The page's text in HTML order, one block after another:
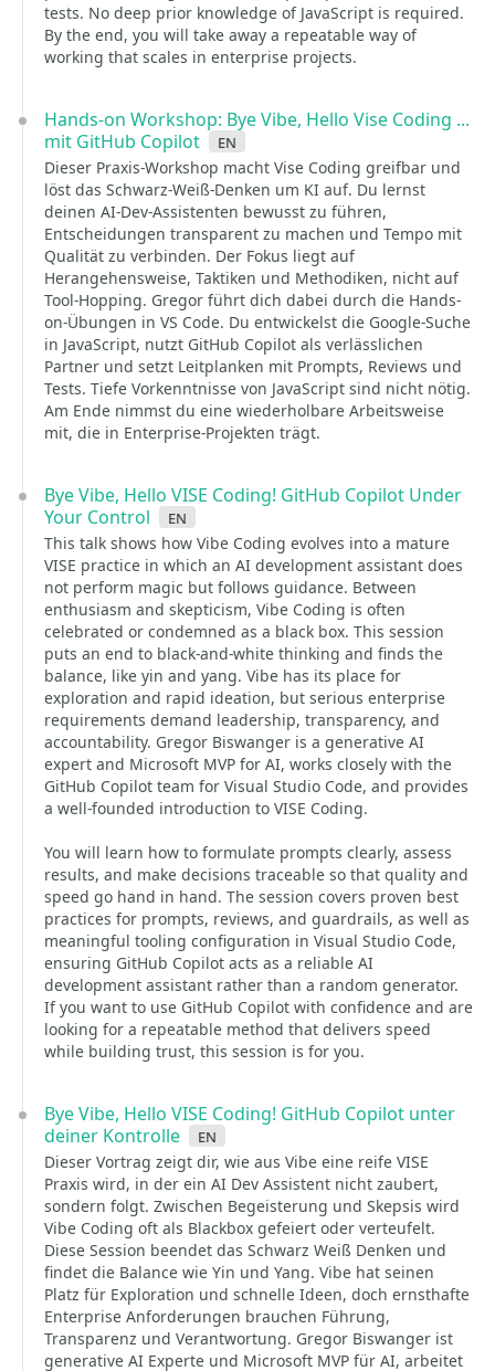
tests. No deep prior knowledge of JavaScript is required.
By the end, you will take away a repeatable way of
working that scales in enterprise projects.
Hands-on Workshop: Bye Vibe, Hello Vise Coding ...
mit GitHub Copilot
en
Dieser Praxis-Workshop macht Vise Coding greifbar und
löst das Schwarz-Weiß-Denken um KI auf. Du lernst
deinen AI-Dev-Assistenten bewusst zu führen,
Entscheidungen transparent zu machen und Tempo mit
Qualität zu verbinden. Der Fokus liegt auf
Herangehensweise, Taktiken und Methodiken, nicht auf
Tool-Hopping. Gregor führt dich dabei durch die Hands-
on-Übungen in VS Code. Du entwickelst die Google-Suche
in JavaScript, nutzt GitHub Copilot als verlässlichen
Partner und setzt Leitplanken mit Prompts, Reviews und
Tests. Tiefe Vorkenntnisse von JavaScript sind nicht nötig.
Am Ende nimmst du eine wiederholbare Arbeitsweise
mit, die in Enterprise-Projekten trägt.
Bye Vibe, Hello VISE Coding! GitHub Copilot Under
Your Control
en
This talk shows how Vibe Coding evolves into a mature
VISE practice in which an AI development assistant does
not perform magic but follows guidance. Between
enthusiasm and skepticism, Vibe Coding is often
celebrated or condemned as a black box. This session
puts an end to black-and-white thinking and finds the
balance, like yin and yang. Vibe has its place for
exploration and rapid ideation, but serious enterprise
requirements demand leadership, transparency, and
accountability. Gregor Biswanger is a generative AI
expert and Microsoft MVP for AI, works closely with the
GitHub Copilot team for Visual Studio Code, and provides
a well-founded introduction to VISE Coding.
You will learn how to formulate prompts clearly, assess
results, and make decisions traceable so that quality and
speed go hand in hand. The session covers proven best
practices for prompts, reviews, and guardrails, as well as
meaningful tooling configuration in Visual Studio Code,
ensuring GitHub Copilot acts as a reliable AI
development assistant rather than a random generator.
If you want to use GitHub Copilot with confidence and are
looking for a repeatable method that delivers speed
while building trust, this session is for you.
Bye Vibe, Hello VISE Coding! GitHub Copilot unter
deiner Kontrolle
en
Dieser Vortrag zeigt dir, wie aus Vibe eine reife VISE
Praxis wird, in der ein AI Dev Assistent nicht zaubert,
sondern folgt. Zwischen Begeisterung und Skepsis wird
Vibe Coding oft als Blackbox gefeiert oder verteufelt.
Diese Session beendet das Schwarz Weiß Denken und
findet die Balance wie Yin und Yang. Vibe hat seinen
Platz für Exploration und schnelle Ideen, doch ernsthafte
Enterprise Anforderungen brauchen Führung,
Transparenz und Verantwortung. Gregor Biswanger ist
generative AI Experte und Microsoft MVP für AI, arbeitet